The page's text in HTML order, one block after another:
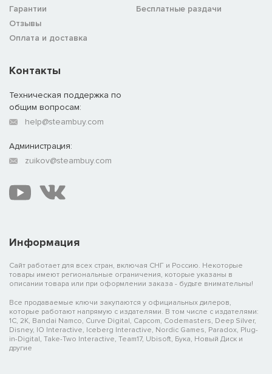
Гарантии
Отзывы
Оплата и доставка
Бесплатные раздачи
Информация
Сайт работает для всех стран, включая СНГ и Россию. Некоторые
товары имеют региональные ограничения, которые указаны в
описании товара или при оформлении заказа - будьте внимательны!
Все продаваемые ключи закупаются у официальных дилеров,
которые работают напрямую с издателями. В том числе с издателями:
1C, 2K, Bandai Namco, Curve Digital, Capcom, Codemasters, Deep Silver,
Disney, IO Interactive, Iceberg Interactive, Nordic Games, Paradox, Plug-
in-Digital, Take-Two Interactive, Team17, Ubisoft, Бука, Новый Диск и
другие
Контакты
Техническая поддержка по
общим вопросам:
help@steambuy.com
Администрация:
zuikov@steambuy.com